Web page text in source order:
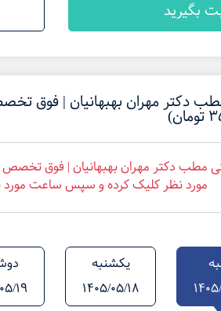
بگیرید
دکتر مهران بهبهانیان | فوق
مطب دکتر مهران بهبهانیان | فوق تخصص
مورد نظر کلیک کرده و سپس ساعت مورد
یکشنبه
1405/05/18
19